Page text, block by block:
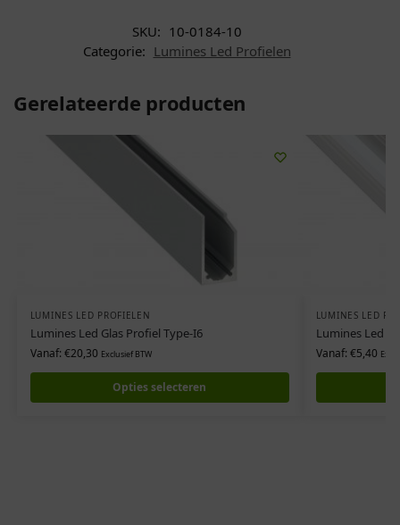
SKU: 10-0184-10
Categorie: Lumines Led Profielen
Gerelateerde producten
LUMINES LED PROFIELEN
Lumines Led Glas Profiel Type-I6
Vanaf: €20,30 Exclusief BTW
Opties selecteren
LUMINES LED
Lumines Led
Vanaf: €5,40